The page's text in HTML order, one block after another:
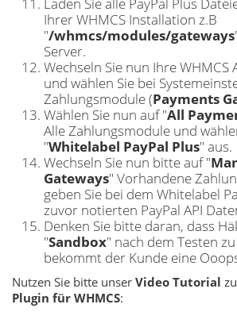
Ihrer WHMCS Installation z.B
"/whmcs/modules/gateways
Server.
Wechseln Sie nun Ihre
und wählen Sie bei
Zahlungsmodule (Payments
Wählen Sie nun auf "All
Alle Zahlungsmodule und
"Whitelabel PayPal Plus" aus.
Wechseln Sie nun bitte auf "
Gateways" Vorhandene
geben Sie bei dem Whitelabel
zuvor notierten PayPal API
Denken Sie bitte daran, dass
"Sandbox" nach dem Testen
bekommt der Kunde eine
Nutzen Sie bitte unser Video Tutorial
Plugin für WHMCS: